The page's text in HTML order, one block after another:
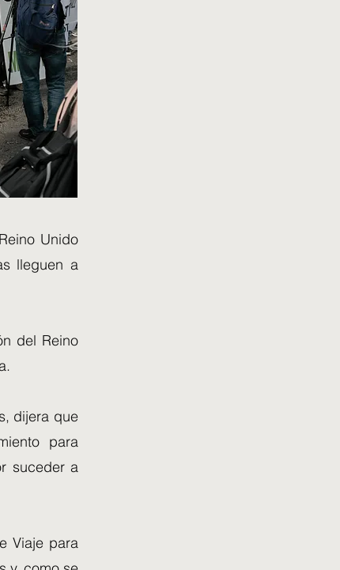
Unido
lleguen a
del Reino
dijera que
para
suceder a
Viaje para